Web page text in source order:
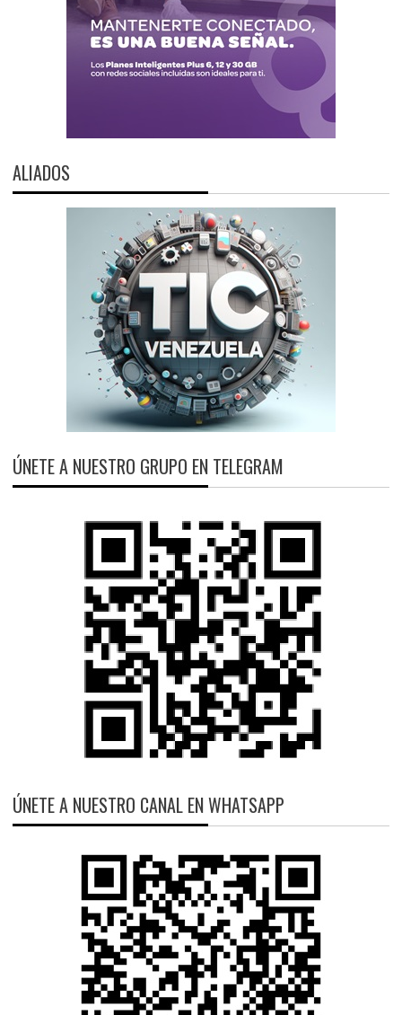
ALIADOS
ÚNETE A NUESTRO GRUPO EN TELEGRAM
ÚNETE A NUESTRO CANAL EN WHATSAPP